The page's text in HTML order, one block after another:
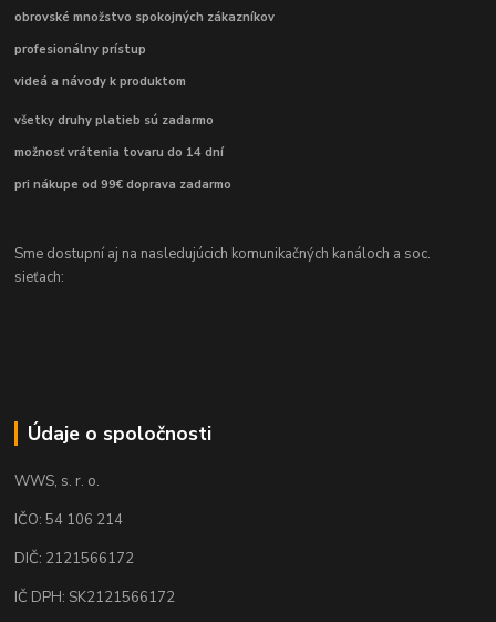
obrovské množstvo spokojných zákazníkov
profesionálny prístup
videá a návody k produktom
všetky druhy platieb sú zadarmo
možnosť vrátenia tovaru do 14 dní
pri nákupe od 99€ doprava zadarmo
Sme dostupní aj na nasledujúcich komunikačných kanáloch a soc.
sieťach:
Údaje o spoločnosti
WWS, s. r. o.
IČO: 54 106 214
DIČ: 2121566172
IČ DPH: SK2121566172